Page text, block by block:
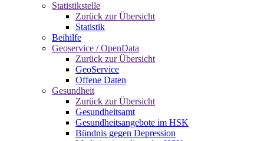
Statistikstelle
Zurück zur Übersicht
Statistik
Beihilfe
Geoservice / OpenData
Zurück zur Übersicht
GeoService
Offene Daten
Gesundheit
Zurück zur Übersicht
Gesundheitsamt
Gesundheitsangebote im HSK
Bündnis gegen Depression